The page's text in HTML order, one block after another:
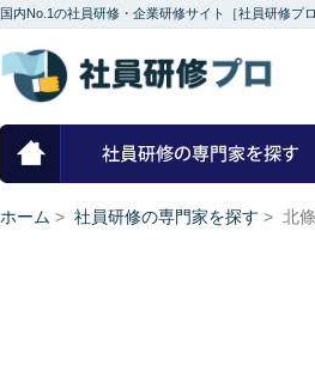
国内No.1の社員研修・企業研修サイト［社員研修プロ
ホーム > 社員研修の専門家を探す > 北